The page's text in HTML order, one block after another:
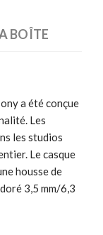
BOÎTE
a été conçue
Les
les studios
Le casque
housse de
3,5 mm/6,3